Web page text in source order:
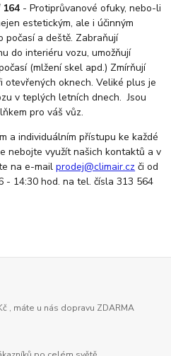
- Protiprůvanové ofuky, nebo-li
estetickým, ale i účinným
počasí a deště. Zabraňují
do interiéru vozu, umožňují
(mlžení skel apd.) Zmírňují
otevřených oknech. Veliké plus je
v teplých letních dnech. Jsou
pro váš vůz.
a individuálním přístupu ke každé
nebojte využít našich kontaktů a v
na e-mailprodej@climair.cz či od
- 14:30 hod. na tel. čísla 313 564
, máte u nás dopravu ZDARMA